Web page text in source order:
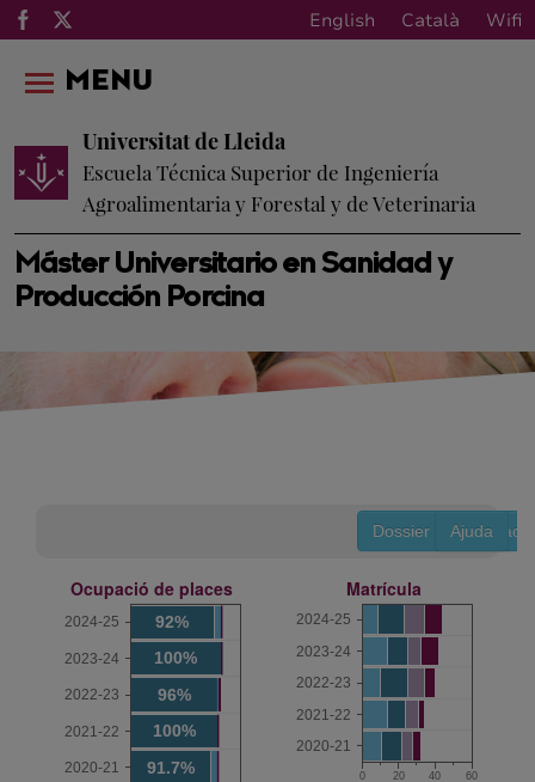
English Català Wifi
Máster Universitario en Sanidad y
Producción Porcina
Universitat de Lleida
Escuela Técnica Superior de Ingeniería
Agroalimentaria y Forestal y de Veterinaria
MENU